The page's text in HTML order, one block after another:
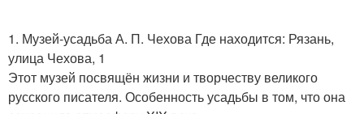
1. Музей-усадьба А. П. Чехова Где находится: Рязань,
улица Чехова, 1
Этот музей посвящён жизни и творчеству великого
русского писателя. Особенность усадьбы в том, что она